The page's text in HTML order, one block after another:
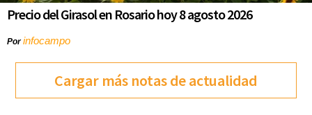
Precio del Girasol en Rosario hoy 8 agosto 2026
Porinfocampo
Cargar más notas de actualidad